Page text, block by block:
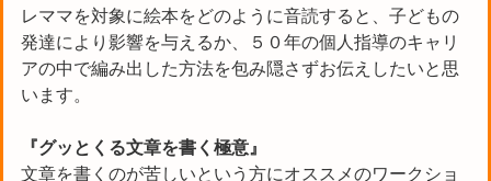
レママを対象に絵本をどのように音読すると、子どもの
発達により影響を与えるか、５０年の個人指導のキャリ
アの中で編み出した方法を包み隠さずお伝えしたいと思
います。
『グッとくる文章を書く極意』
文章を書くのが苦しいという方にオススメのワークショ